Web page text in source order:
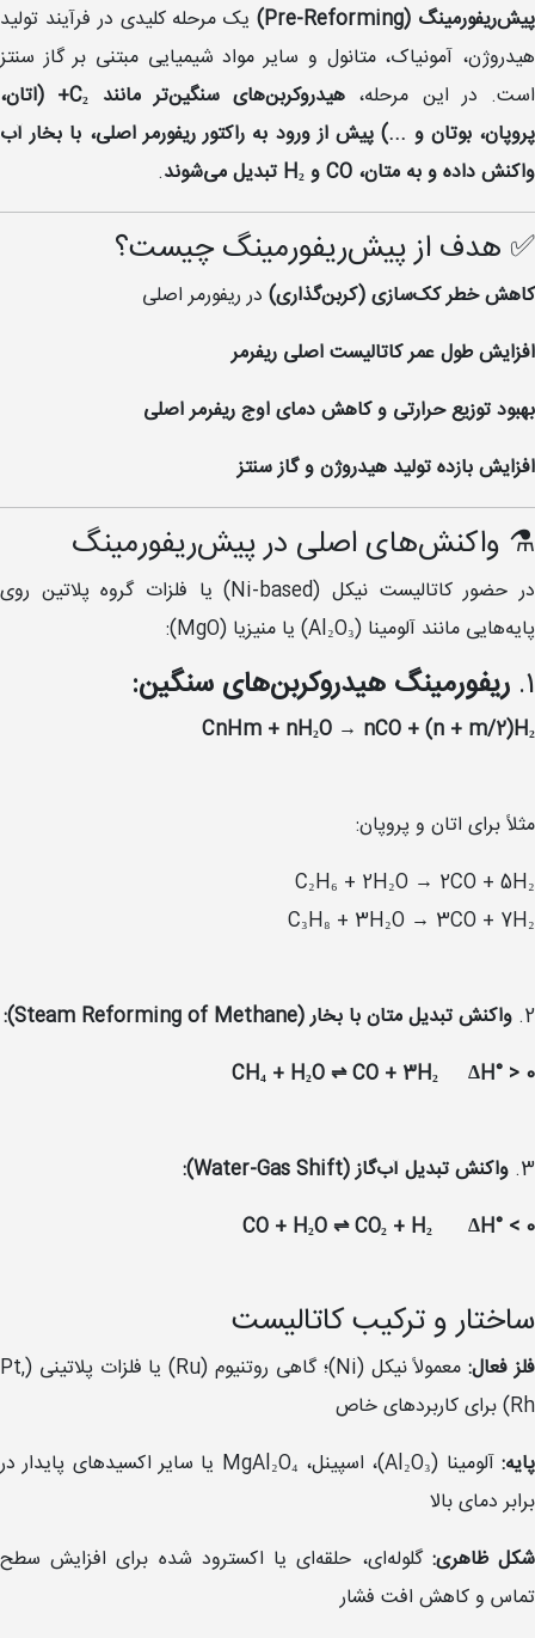
پیش‌ریفورمینگ (Pre-Reforming)
یک مرحله کلیدی در فرآیند تولید
هیدروژن، آمونیاک، متانول و سایر مواد شیمیایی مبتنی بر گاز سنتز
است. در این مرحله،
هیدروکربن‌های سنگین‌تر مانند C₂+ (اتان،
پروپان، بوتان و ...) پیش از ورود به راکتور ریفورمر اصلی، با بخار آب
واکنش داده و به متان، CO و H₂ تبدیل می‌شوند
.
✅ هدف از پیش‌ریفورمینگ چیست؟
کاهش خطر کک‌سازی (کربن‌گذاری) در ریفورمر اصلی
افزایش طول عمر کاتالیست اصلی ریفرمر
بهبود توزیع حرارتی و کاهش دمای اوج ریفرمر اصلی
افزایش بازده تولید هیدروژن و گاز سنتز
⚗️ واکنش‌های اصلی در پیش‌ریفورمینگ
در حضور کاتالیست نیکل (Ni-based) یا فلزات گروه پلاتین روی
پایه‌هایی مانند آلومینا (Al₂O₃) یا منیزیا (MgO):
1. ریفورمینگ هیدروکربن‌های سنگین:
CnHm + nH₂O → nCO + (n + m/2)H₂
مثلاً برای اتان و پروپان:
C₂H₆ + 2H₂O → 2CO + 5H₂
C₃H₈ + 3H₂O → 3CO + 7H₂
2. واکنش تبدیل متان با بخار (Steam Reforming of Methane):
CH₄ + H₂O ⇌ CO + 3H₂ ΔH° > 0
3. واکنش تبدیل آب‌گاز (Water-Gas Shift):
CO + H₂O ⇌ CO₂ + H₂ ΔH° < 0
ساختار و ترکیب کاتالیست
فلز فعال:
معمولاً نیکل (Ni)؛ گاهی روتنیوم (Ru) یا فلزات پلاتینی (Pt,
Rh) برای کاربردهای خاص
پایه:
آلومینا (Al₂O₃)، اسپینل، MgAl₂O₄ یا سایر اکسیدهای پایدار در
برابر دمای بالا
شکل ظاهری: گلوله‌ای، حلقه‌ای یا اکسترود شده برای افزایش سطح
تماس و کاهش افت فشار